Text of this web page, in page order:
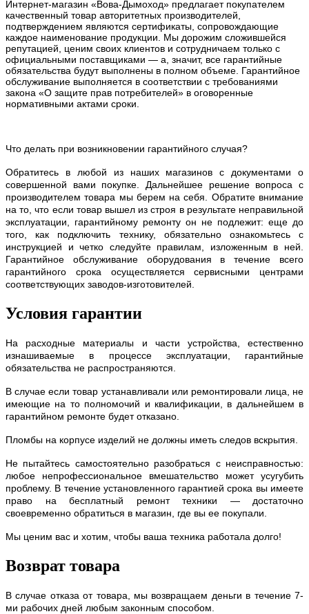
Интернет-магазин «Вова-Дымоход» предлагает покупателем
качественный товар авторитетных производителей,
подтверждением являются сертификаты, сопровождающие
каждое наименование продукции. Мы дорожим сложившейся
репутацией, ценим своих клиентов и сотрудничаем только с
официальными поставщиками — а, значит, все гарантийные
обязательства будут выполнены в полном объеме. Гарантийное
обслуживание выполняется в соответствии с требованиями
закона «О защите прав потребителей» в оговоренные
нормативными актами сроки.
Что делать при возникновении гарантийного случая?
Обратитесь в любой из наших магазинов с документами о
совершенной вами покупке. Дальнейшее решение вопроса с
производителем товара мы берем на себя. Обратите внимание
на то, что если товар вышел из строя в результате неправильной
эксплуатации, гарантийному ремонту он не подлежит: еще до
того, как подключить технику, обязательно ознакомьтесь с
инструкцией и четко следуйте правилам, изложенным в ней.
Гарантийное обслуживание оборудования в течение всего
гарантийного срока осуществляется сервисными центрами
соответствующих заводов-изготовителей.
Условия гарантии
На расходные материалы и части устройства, естественно
изнашиваемые в процессе эксплуатации, гарантийные
обязательства не распространяются.
В случае если товар устанавливали или ремонтировали лица, не
имеющие на то полномочий и квалификации, в дальнейшем в
гарантийном ремонте будет отказано.
Пломбы на корпусе изделий не должны иметь следов вскрытия.
Не пытайтесь самостоятельно разобраться с неисправностью:
любое непрофессиональное вмешательство может усугубить
проблему. В течение установленного гарантией срока вы имеете
право на бесплатный ремонт техники — достаточно
своевременно обратиться в магазин, где вы ее покупали.
Мы ценим вас и хотим, чтобы ваша техника работала долго!
Возврат товара
В случае отказа от товара, мы возвращаем деньги в течение 7-
ми рабочих дней любым законным способом.